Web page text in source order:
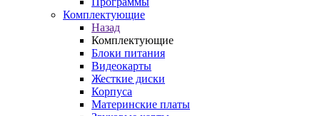
Комплектующие
Назад
Комплектующие
Блоки питания
Видеокарты
Жесткие диски
Корпуса
Материнские платы